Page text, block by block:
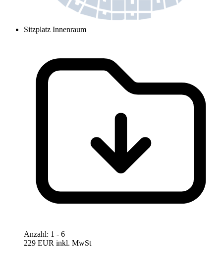
Sitzplatz Innenraum
Anzahl: 1 - 6
229 EUR inkl. MwSt